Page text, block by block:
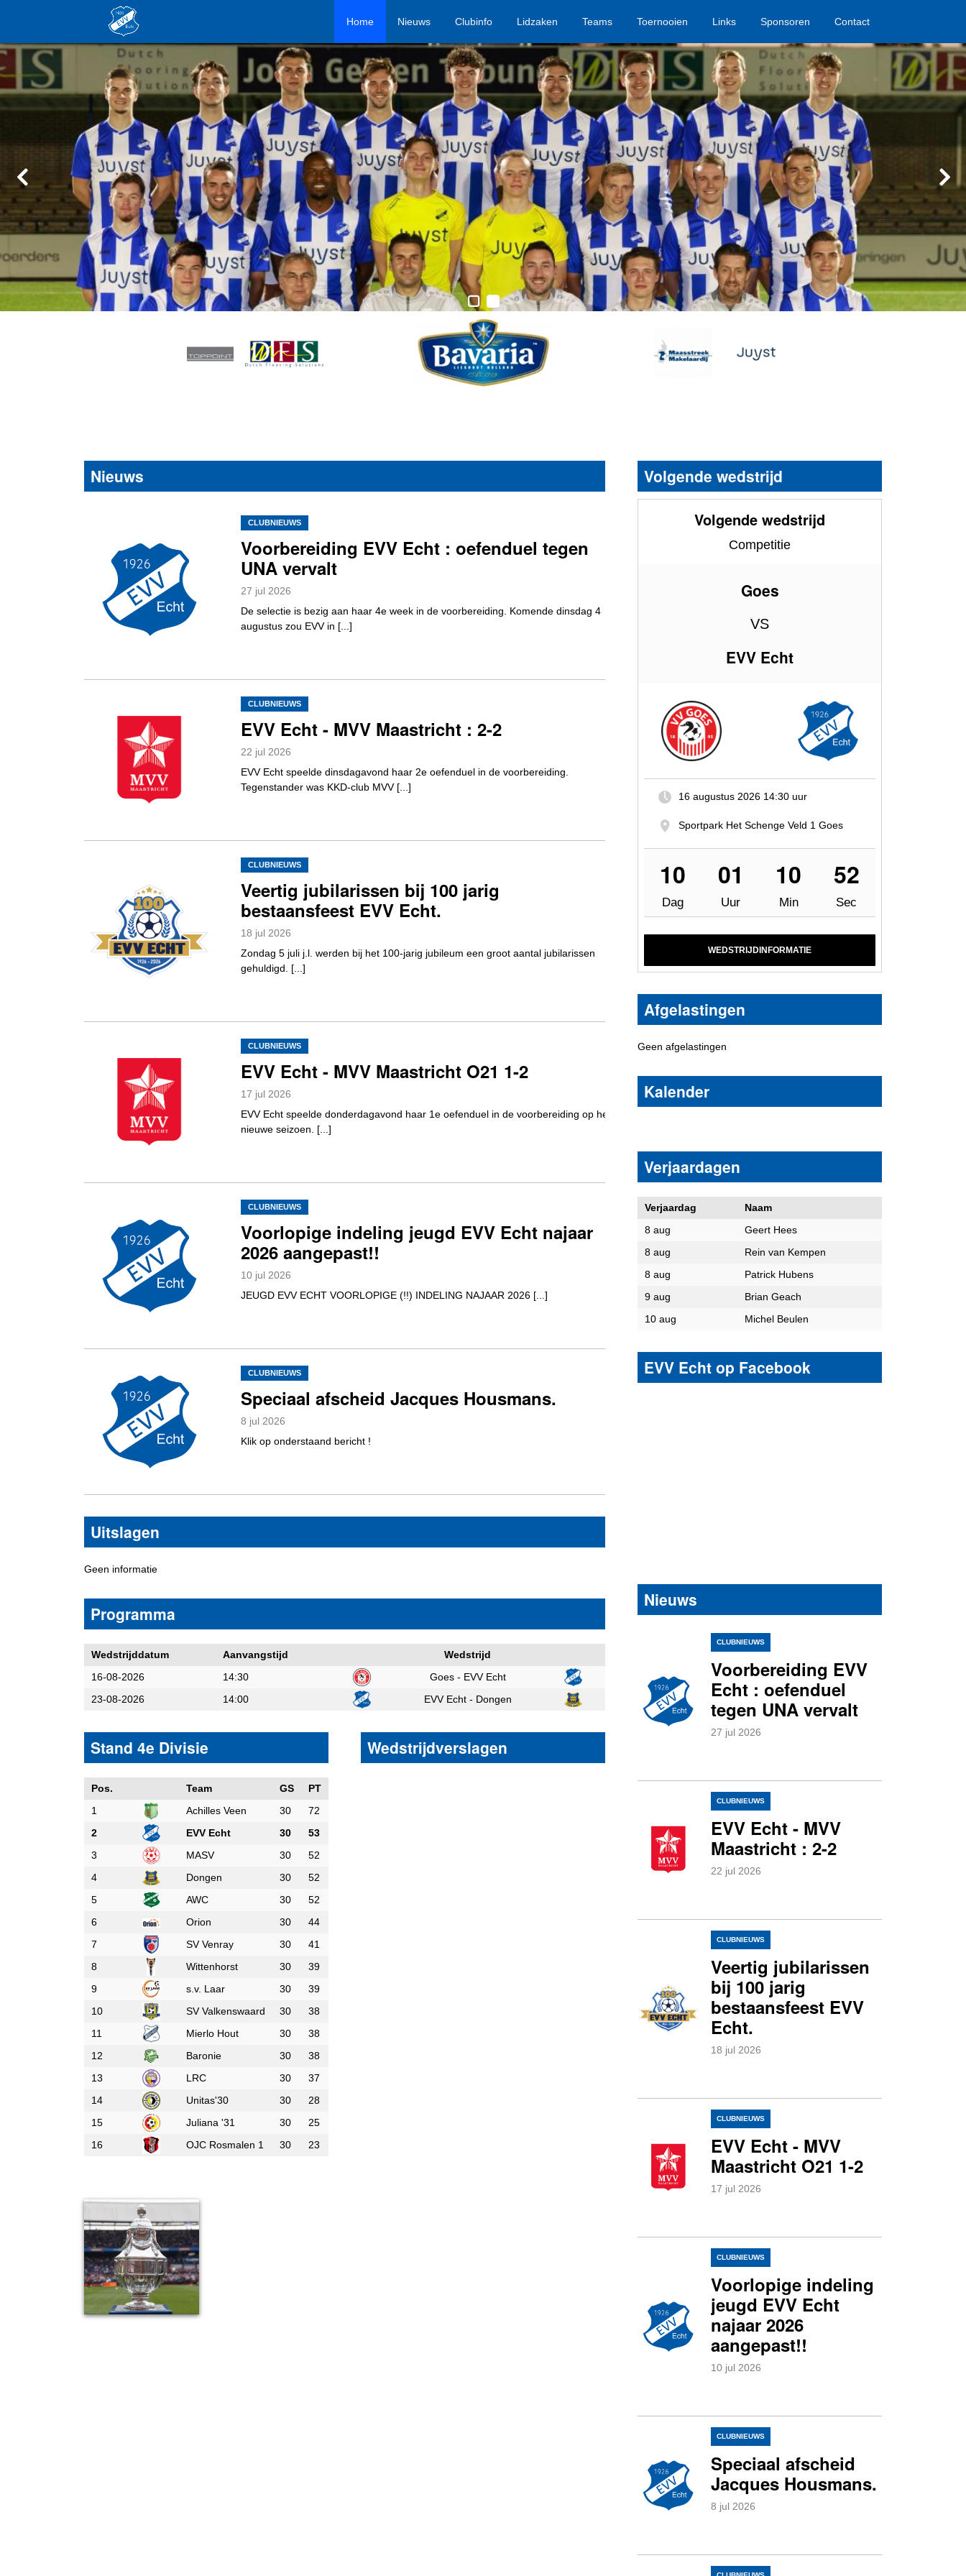
Home Nieuws Clubinfo Lidzaken Teams Toernooien Links Sponsoren Contact
Nieuws
CLUBNIEUWS
Voorbereiding EVV Echt : oefenduel tegen
UNA vervalt
27 jul 2026
De selectie is bezig aan haar 4e week in de voorbereiding. Komende dinsdag 4
augustus zou EVV in [...]
CLUBNIEUWS
EVV Echt - MVV Maastricht : 2-2
22 jul 2026
EVV Echt speelde dinsdagavond haar 2e oefenduel in de voorbereiding.
Tegenstander was KKD-club MVV [...]
CLUBNIEUWS
Veertig jubilarissen bij 100 jarig
bestaansfeest EVV Echt.
18 jul 2026
Zondag 5 juli j.l. werden bij het 100-jarig jubileum een groot aantal jubilarissen
gehuldigd. [...]
CLUBNIEUWS
EVV Echt - MVV Maastricht O21 1-2
17 jul 2026
EVV Echt speelde donderdagavond haar 1e oefenduel in de voorbereiding op het
nieuwe seizoen. [...]
CLUBNIEUWS
Voorlopige indeling jeugd EVV Echt najaar
2026 aangepast!!
10 jul 2026
JEUGD EVV ECHT VOORLOPIGE (!!) INDELING NAJAAR 2026 [...]
CLUBNIEUWS
Speciaal afscheid Jacques Housmans.
8 jul 2026
Klik op onderstaand bericht !
Uitslagen
Geen informatie
Programma
Wedstrijddatum Aanvangstijd
Wedstrijd
16-08-2026
14:30
Goes - EVV Echt
23-08-2026
14:00 EVV Echt - Dongen
Stand 4e Divisie
Pos. Team GS
PT
1
Achilles Veen 30
72
2
EVV Echt 30
53
3
MASV 30
52
4
Dongen 30
52
5
AWC 30
52
6
Orion 30
44
7
SV Venray 30
41
8
Wittenhorst 30
39
9
s.v. Laar 30
39
10
SV Valkenswaard 30
38
11
Mierlo Hout 30
38
12
Baronie 30
38
13
LRC 30
37
14
Unitas'30 30
28
15
Juliana '31 30
25
16
OJC Rosmalen 1 30 23
Wedstrijdverslagen
Volgende wedstrijd
Volgende wedstrijd
Competitie
Goes
VS
EVV Echt
16 augustus 2026 14:30 uur
Sportpark Het Schenge Veld 1 Goes
10
Dag
01
Uur
10
Min
51
Sec
WEDSTRIJDINFORMATIE
Afgelastingen
Geen afgelastingen
Kalender
Verjaardagen
Verjaardag
Naam
8 aug
Geert Hees
8 aug
Rein van Kempen
8 aug
Patrick Hubens
9 aug
Brian Geach
10 aug
Michel Beulen
EVV Echt op Facebook
Nieuws
CLUBNIEUWS
Voorbereiding EVV
Echt : oefenduel
tegen UNA vervalt
27 jul 2026
CLUBNIEUWS
EVV Echt - MVV
Maastricht : 2-2
22 jul 2026
CLUBNIEUWS
Veertig jubilarissen
bij 100 jarig
bestaansfeest EVV
Echt.
18 jul 2026
CLUBNIEUWS
EVV Echt - MVV
Maastricht O21 1-2
17 jul 2026
CLUBNIEUWS
Voorlopige indeling
jeugd EVV Echt
najaar 2026
aangepast!!
10 jul 2026
CLUBNIEUWS
Speciaal afscheid
Jacques Housmans.
8 jul 2026